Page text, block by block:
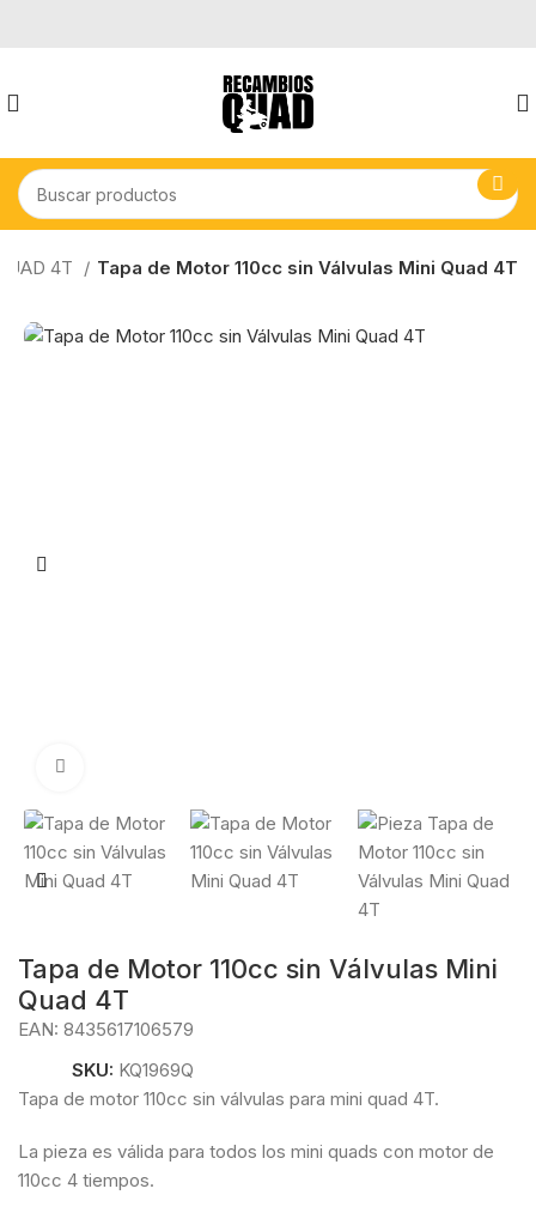
4T Tapa de Motor 110cc sin Válvulas Mini Quad 4T
Tapa de Motor 110cc sin Válvulas Mini
Quad 4T
EAN:8435617106579
SKU: KQ1969Q
Tapa de motor 110cc sin válvulas para mini quad 4T.
La pieza es válida para todos los mini quads con motor de
110cc 4 tiempos.